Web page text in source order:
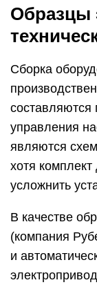
Образцы
Сборка
управления
являются
хотя
усложнить
В качестве
(компания
и